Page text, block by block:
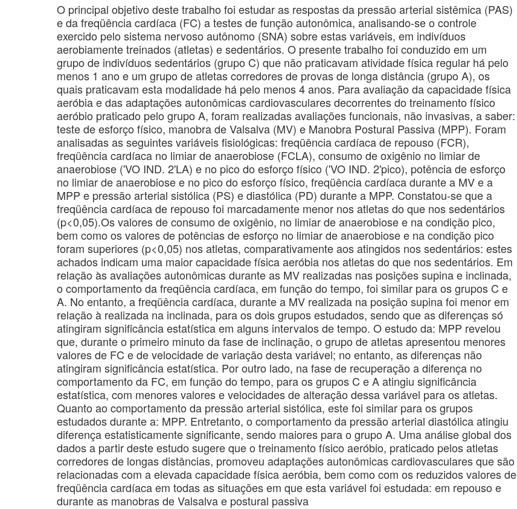
O principal objetivo deste trabalho foi estudar as respostas da pressão arterial sistêmica (PAS)
e da freqüência cardíaca (FC) a testes de função autonômica, analisando-se o controle
exercido pelo sistema nervoso autônomo (SNA) sobre estas variáveis, em indivíduos
aerobiamente treinados (atletas) e sedentários. O presente trabalho foi conduzido em um
grupo de indivíduos sedentários (grupo C) que não praticavam atividade física regular há pelo
menos 1 ano e um grupo de atletas corredores de provas de longa distância (grupo A), os
quais praticavam esta modalidade há pelo menos 4 anos. Para avaliação da capacidade física
aeróbia e das adaptações autonômicas cardiovasculares decorrentes do treinamento físico
aeróbio praticado pelo grupo A, foram realizadas avaliações funcionais, não invasivas, a saber:
teste de esforço físico, manobra de Valsalva (MV) e Manobra Postural Passiva (MPP). Foram
analisadas as seguintes variáveis fisiológicas: freqüência cardíaca de repouso (FCR),
freqüência cardíaca no limiar de anaerobiose (FCLA), consumo de oxigênio no limiar de
anaerobiose ('VO IND. 2'LA) e no pico do esforço físico ('VO IND. 2'pico), potência de esforço
no limiar de anaerobiose e no pico do esforço físico, freqüência cardíaca durante a MV e a
MPP e pressão arterial sistólica (PS) e diastólica (PD) durante a MPP. Constatou-se que a
freqüência cardíaca de repouso foi marcadamente menor nos atletas do que nos sedentários
(p<0,05).Os valores de consumo de oxigênio, no limiar de anaerobiose e na condição pico,
bem como os valores de potências de esforço no limiar de anaerobiose e na condição pico
foram superiores (p<0,05) nos atletas, comparativamente aos atingidos nos sedentários: estes
achados indicam uma maior capacidade física aeróbia nos atletas do que nos sedentários. Em
relação às avaliações autonômicas durante as MV realizadas nas posições supina e inclinada,
o comportamento da freqüência cardíaca, em função do tempo, foi similar para os grupos C e
A. No entanto, a freqüência cardíaca, durante a MV realizada na posição supina foi menor em
relação à realizada na inclinada, para os dois grupos estudados, sendo que as diferenças só
atingiram significância estatística em alguns intervalos de tempo. O estudo da: MPP revelou
que, durante o primeiro minuto da fase de inclinação, o grupo de atletas apresentou menores
valores de FC e de velocidade de variação desta variável; no entanto, as diferenças não
atingiram significância estatística. Por outro lado, na fase de recuperação a diferença no
comportamento da FC, em função do tempo, para os grupos C e A atingiu significância
estatística, com menores valores e velocidades de alteração dessa variável para os atletas.
Quanto ao comportamento da pressão arterial sistólica, este foi similar para os grupos
estudados durante a: MPP. Entretanto, o comportamento da pressão arterial diastólica atingiu
diferença estatisticamente significante, sendo maiores para o grupo A. Uma análise global dos
dados a partir deste estudo sugere que o treinamento físico aeróbio, praticado pelos atletas
corredores de longas distâncias, promoveu adaptações autonômicas cardiovasculares que são
relacionadas com a elevada capacidade física aeróbia, bem como com os reduzidos valores de
freqüência cardíaca em todas as situações em que esta variável foi estudada: em repouso e
durante as manobras de Valsalva e postural passiva